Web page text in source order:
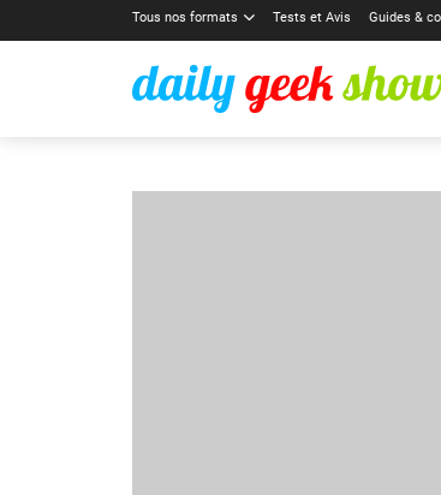
Tous nos formats Tests et Avis Guides &